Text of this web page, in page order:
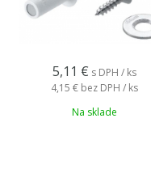
5,11 € s DPH / ks
4,15 € bez DPH / ks
Na sklade